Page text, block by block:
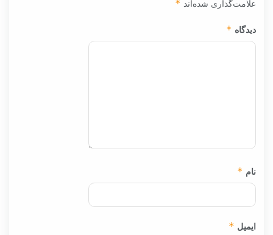
علامت‌گذاری شده‌اند *
دیدگاه *
نام *
ایمیل *